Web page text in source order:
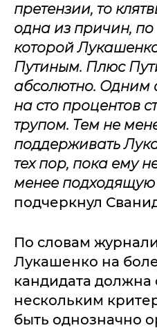
претензии, то
одна из причин, по
которой
Путиным. Плюс
абсолютно. Одним
на сто процентов
трупом. Тем не
поддерживать
тех пор, пока ему
менее подходящую
подчеркнул
По словам
Лукашенко на
кандидата должна
нескольким
быть однозначно